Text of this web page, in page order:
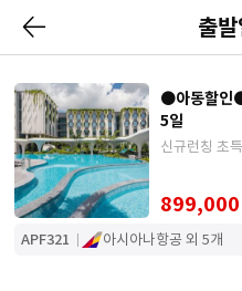
출
●아동할인
5일
신규런칭 초
899,000
APF321 아시아나항공 외 5개